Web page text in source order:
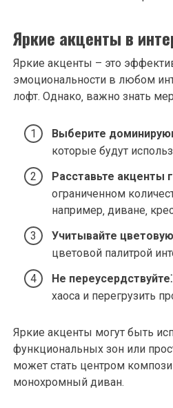
Яркие акценты в
Яркие акценты – это
эмоциональности в любом
лофт. Однако‚ важно знать
Выберите
которые будут
Расставьте акценты
ограниченном
например‚ диване‚
Учитывайте
цветовой палитрой
Не переусердствуйте⁚
хаоса и перегрузить
Яркие акценты могут быть
функциональных зон или
может стать центром
монохромный диван.